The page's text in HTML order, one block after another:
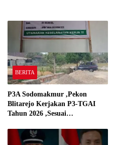
BERITA
P3A Sodomakmur ,Pekon
Blitarejo Kerjakan P3-TGAI
Tahun 2026 ,Sesuai